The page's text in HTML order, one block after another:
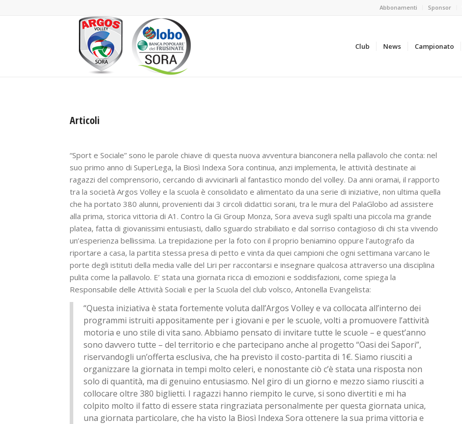
Abbonamenti Sponsor
Club News Campionato
Articoli
COPERTINA HOME - PRIMO PIANO
“Sport e Sociale” sono le parole chiave di questa nuova avventura bianconera nella pallavolo che conta: nel
suo primo anno di SuperLega, la Biosì Indexa Sora continua, anzi implementa, le attività destinate ai
ragazzi del comprensorio, cercando di avvicinarli al fantastico mondo del volley. Da anni oramai, il rapporto
tra la società Argos Volley e la scuola è consolidato e alimentato da una serie di iniziative, non ultima quella
che ha portato 380 alunni, provenienti dai 3 circoli didattici sorani, tra le mura del PalaGlobo ad assistere
alla prima, storica vittoria di A1. Contro la Gi Group Monza, Sora aveva sugli spalti una piccola ma grande
platea, fatta di giovanissimi entusiasti, dallo sguardo strabiliato e dal sorriso contagioso di chi sta vivendo
un’esperienza bellissima. La trepidazione per la foto con il proprio beniamino oppure l’autografo da
riportare a casa, la partita stessa presa di petto e vinta da quei campioni che ogni settimana varcano le
porte degli istituti della media valle del Liri per raccontarsi e insegnare qualcosa attraverso una disciplina
pulita come la pallavolo. E’ stata una giornata ricca di emozioni e soddisfazioni, come spiega la
Responsabile delle Attività Sociali e per la Scuola del club volsco, Antonella Evangelista:
“Questa iniziativa è stata fortemente voluta dall’Argos Volley e va collocata all’interno dei
programmi istruiti appositamente per i giovani e per le scuole, volti a promuovere l’attività
motoria e uno stile di vita sano. Abbiamo pensato di invitare tutte le scuole – e quest’anno
sono davvero tutte – del territorio e che partecipano anche al progetto “Oasi dei Sapori”,
riservandogli un’offerta esclusiva, che ha previsto il costo-partita di 1€. Siamo riusciti a
organizzare la giornata in tempi molto celeri, e nonostante ciò c’è stata una risposta non
solo di quantità, ma di genuino entusiasmo. Nel giro di un giorno e mezzo siamo riusciti a
collocare oltre 380 biglietti. I ragazzi hanno riempito le curve, si sono divertiti e mi ha
colpito molto il fatto di essere stata ringraziata personalmente per questa giornata unica,
una giornata particolare, che ha visto la Biosì Indexa Sora ottenere la sua prima vittoria e